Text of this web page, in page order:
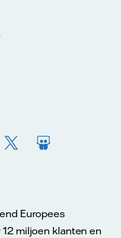
Europees
miljoen klanten en